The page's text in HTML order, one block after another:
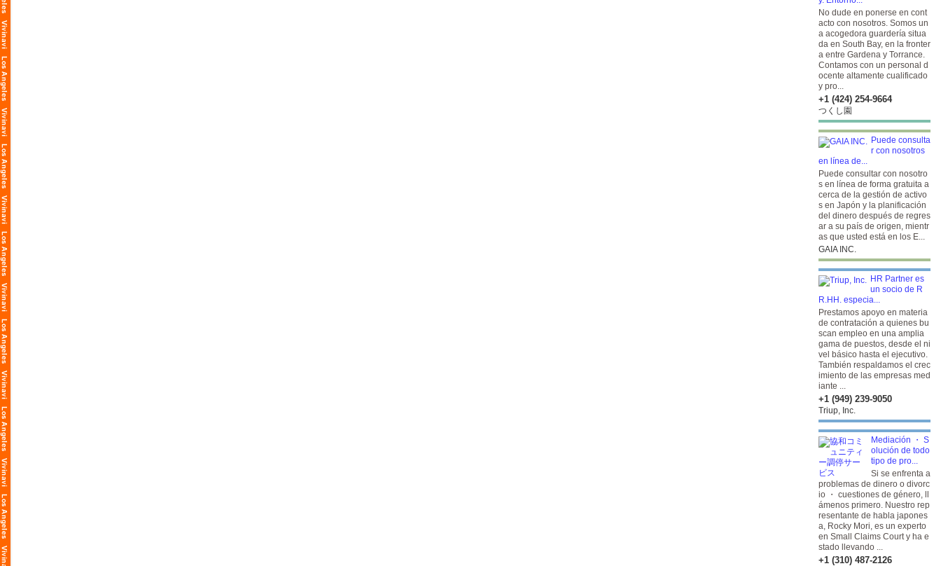
No dude en ponerse en cont
acto con nosotros. Somos un
a acogedora guardería situa
da en South Bay, en la fronter
a entre Gardena y Torrance.
Contamos con un personal d
ocente altamente cualificado
y pro...
+1 (424) 254-9664
つくし園
Puede consulta
r con nosotros
en línea de...
Puede consultar con nosotro
s en línea de forma gratuita a
cerca de la gestión de activo
s en Japón y la planificación
del dinero después de regres
ar a su país de origen, mientr
as que usted está en los E...
GAIA INC.
HR Partner es
un socio de R
R.HH. especia...
Prestamos apoyo en materia
de contratación a quienes bu
scan empleo en una amplia
gama de puestos, desde el ni
vel básico hasta el ejecutivo.
También respaldamos el crec
imiento de las empresas med
iante ...
+1 (949) 239-9050
Triup, Inc.
Mediación ・ S
olución de todo
tipo de pro...
Si se enfrenta a
problemas de dinero o divorc
io ・ cuestiones de género, ll
ámenos primero. Nuestro rep
resentante de habla japones
a, Rocky Mori, es un experto
en Small Claims Court y ha e
stado llevando ...
+1 (310) 487-2126